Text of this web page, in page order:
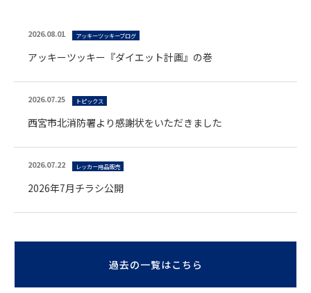
2026.08.01 アッキーツッキーブログ
アッキーツッキー『ダイエット計画』の巻
2026.07.25 トピックス
西宮市北消防署より感謝状をいただきました
2026.07.22 レッカー用品販売
2026年7月チラシ公開
過去の一覧はこちら